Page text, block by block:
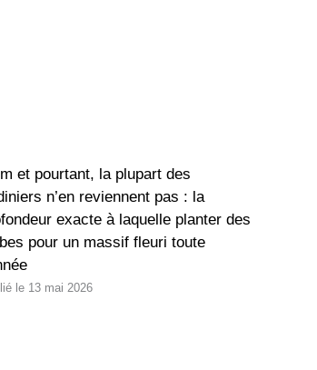
et pourtant, la plupart des
n’en reviennent pas : la
exacte à laquelle planter des
pour un massif fleuri toute
13 mai 2026